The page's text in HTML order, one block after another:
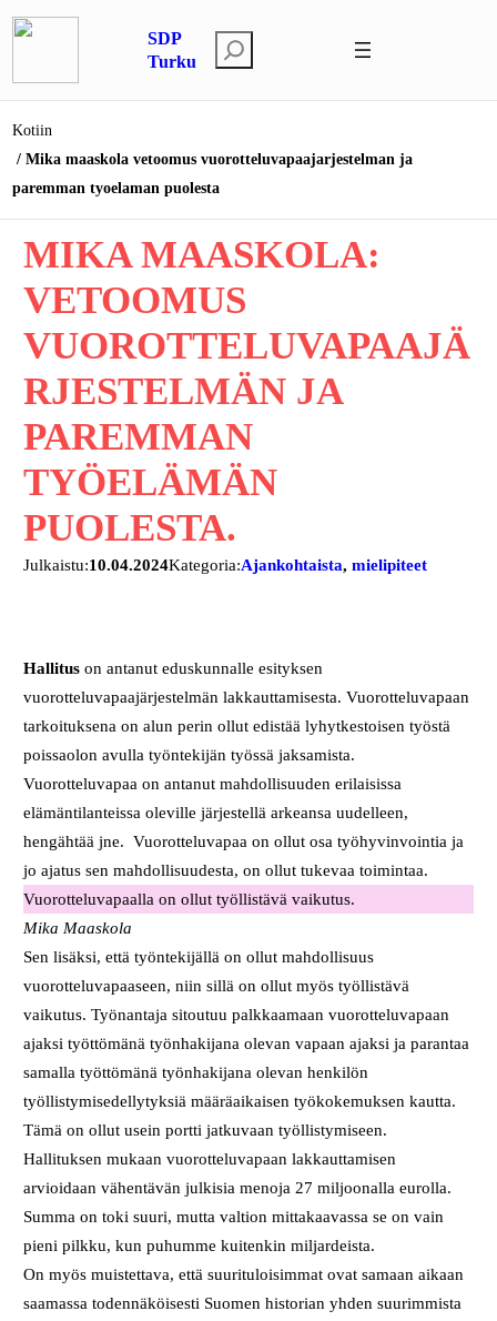
Siirry
sisältöön
SDP
Turku
t
s
Kotiin
Mika maaskola vetoomus vuorotteluvapaajarjestelman ja
paremman tyoelaman puolesta
MIKA MAASKOLA:
VETOOMUS
VUOROTTELUVAPAAJÄ
RJESTELMÄN JA
PAREMMAN
TYÖELÄMÄN
PUOLESTA.
Julkaistu:10.04.2024Kategoria:Ajankohtaista, mielipiteet
Hallitus on antanut eduskunnalle esityksen
vuorotteluvapaajärjestelmän lakkauttamisesta. Vuorotteluvapaan
tarkoituksena on alun perin ollut edistää lyhytkestoisen työstä
poissaolon avulla työntekijän työssä jaksamista.
Vuorotteluvapaa on antanut mahdollisuuden erilaisissa
elämäntilanteissa oleville järjestellä arkeansa uudelleen,
hengähtää jne. Vuorotteluvapaa on ollut osa työhyvinvointia ja
jo ajatus sen mahdollisuudesta, on ollut tukevaa toimintaa.
Vuorotteluvapaalla on ollut työllistävä vaikutus.
Mika Maaskola
Sen lisäksi, että työntekijällä on ollut mahdollisuus
vuorotteluvapaaseen, niin sillä on ollut myös työllistävä
vaikutus. Työnantaja sitoutuu palkkaamaan vuorotteluvapaan
ajaksi työttömänä työnhakijana olevan vapaan ajaksi ja parantaa
samalla työttömänä työnhakijana olevan henkilön
työllistymisedellytyksiä määräaikaisen työkokemuksen kautta.
Tämä on ollut usein portti jatkuvaan työllistymiseen.
Hallituksen mukaan vuorotteluvapaan lakkauttamisen
arvioidaan vähentävän julkisia menoja 27 miljoonalla eurolla.
Summa on toki suuri, mutta valtion mittakaavassa se on vain
pieni pilkku, kun puhumme kuitenkin miljardeista.
On myös muistettava, että suurituloisimmat ovat samaan aikaan
saamassa todennäköisesti Suomen historian yhden suurimmista